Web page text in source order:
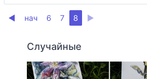
◀ нач 6 7 8 ▶
Случайные